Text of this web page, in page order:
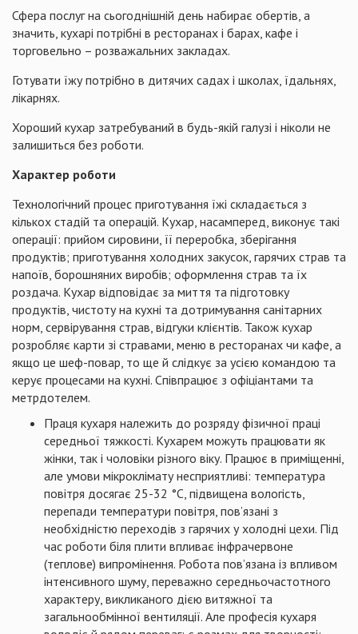
Сфера послуг на сьогоднішній день набирає обертів, а
значить, кухарі потрібні в ресторанах і барах, кафе і
торговельно – розважальних закладах.
Готувати їжу потрібно в дитячих садах і школах, їдальнях,
лікарнях.
Хороший кухар затребуваний в будь-якій галузі і ніколи не
залишиться без роботи.
Характер роботи
Технологічний процес приготування їжі складається з
кількох стадій та операцій. Кухар, насамперед, виконує такі
операції: прийом сировини, її переробка, зберігання
продуктів; приготування холодних закусок, гарячих страв та
напоїв, борошняних виробів; оформлення страв та їх
роздача. Кухар відповідає за миття та підготовку
продуктів, чистоту на кухні та дотримування санітарних
норм, сервірування страв, відгуки клієнтів. Також кухар
розробляє карти зі стравами, меню в ресторанах чи кафе, а
якщо це шеф-повар, то ще й слідкує за усією командою та
керує процесами на кухні. Співпрацює з офіціантами та
метрдотелем.
Праця кухаря належить до розряду фізичної праці
середньої тяжкості. Кухарем можуть працювати як
жінки, так і чоловіки різного віку. Працює в приміщенні,
але умови мікроклімату несприятливі: температура
повітря досягає 25-32 °С, підвищена вологість,
перепади температури повітря, пов’язані з
необхідністю переходів з гарячих у холодні цехи. Під
час роботи біля плити впливає інфрачервоне
(теплове) випромінення. Робота пов’язана із впливом
інтенсивного шуму, переважно середньочастотного
характеру, викликаного дією витяжної та
загальнообмінної вентиляції. Але професія кухаря